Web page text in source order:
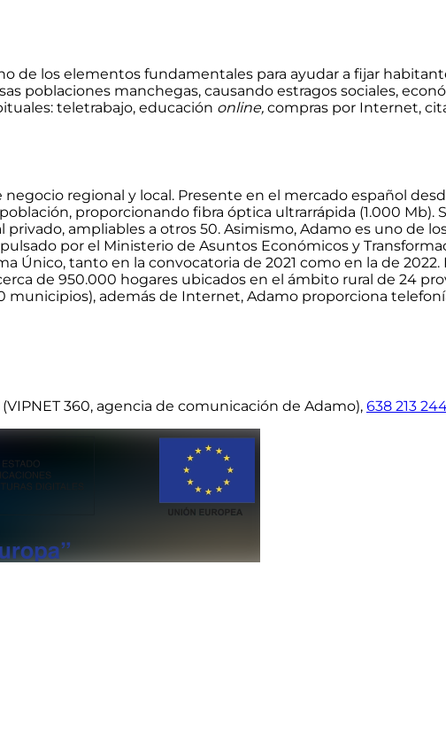
de los elementos fundamentales para ayudar a fijar
poblaciones manchegas, causando estragos sociales,
teletrabajo, educación online, compras por Internet,
regional y local. Presente en el mercado español
proporcionando fibra óptica ultrarrápida (1.000 Mb).
ampliables a otros 50. Asimismo, Adamo es uno de
por el Ministerio de Asuntos Económicos y
Único, tanto en la convocatoria de 2021 como en la de 2022.
de 950.000 hogares ubicados en el ámbito rural de 24
municipios), además de Internet, Adamo proporciona
360, agencia de comunicación de Adamo), 638 213